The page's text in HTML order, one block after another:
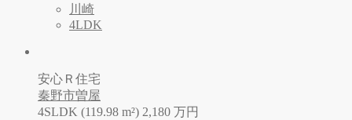
川崎
4LDK
安心Ｒ住宅
秦野市曽屋
4SLDK (119.98 m²) 2,180 万円